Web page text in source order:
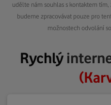
udělte nám souhlas s kontaktem
budeme zpracovávat pouze pro
možnostech odvolání
Rychlý